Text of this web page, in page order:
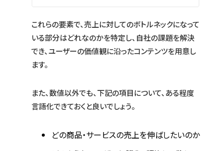
これらの要素で、売上に対してのボトルネックになって
いる部分はどれなのかを特定し、自社の課題を解決
でき、ユーザーの価値観に沿ったコンテンツを用意し
ます。
また、数値以外でも、下記の項目について、ある程度
言語化できておくと良いでしょう。
どの商品・サービスの売上を伸ばしたいのか